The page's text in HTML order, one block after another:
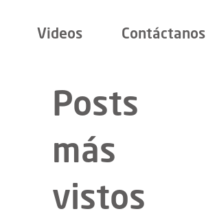
Videos Contáctanos
Posts
más
vistos